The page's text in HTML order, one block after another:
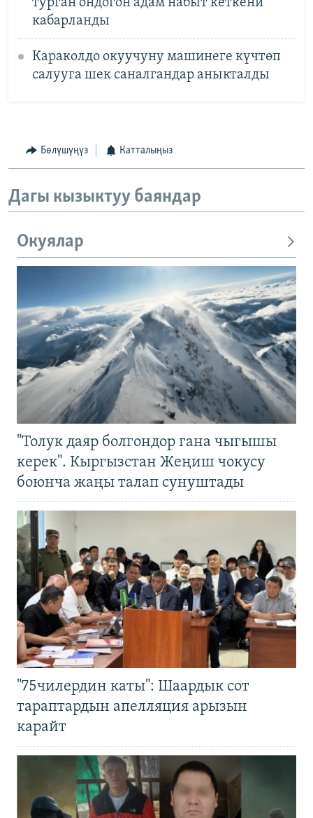
кабарланды
Караколдо окуучуну машинеге күчтөп
салууга шек саналгандар аныкталды
Бөлүшүңүз Катталыңыз
Дагы кызыктуу баяндар
Окуялар
"Толук даяр болгондор гана чыгышы
керек". Кыргызстан Жеңиш чокусу
боюнча жаңы талап сунуштады
"75чилердин каты": Шаардык сот
тараптардын апелляция арызын
карайт